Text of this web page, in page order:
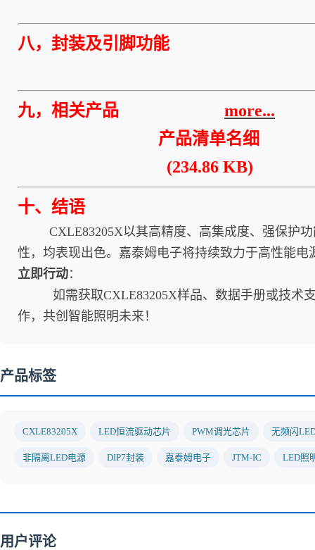
八，封装及引脚功能
九，相关产品 more...
产品清单名细
(234.86 KB)
十、结语
CXLE83205X以其高精度、高集成度、强保护功
性，均表现出色。嘉泰姆电子将持续致力于高性能
立即行动：
如需获取CXLE83205X样品、数据手册或技术支
作，共创智能照明未来！
产品标签
CXLE83205X LED恒流驱动芯片 PWM调光芯片 无频闪
非隔离LED电源 DIP7封装 嘉泰姆电子 JTM-IC LED照
用户评论